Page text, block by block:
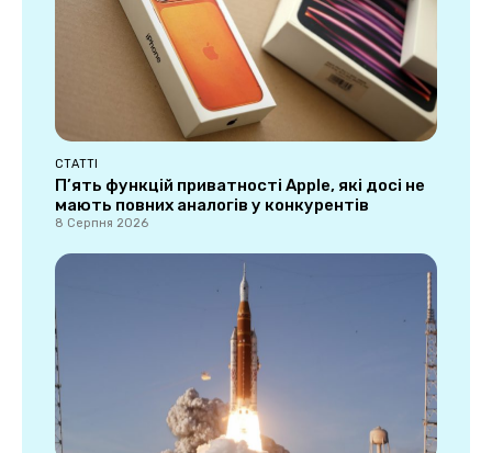
СТАТТІ
П’ять функцій приватності Apple, які досі не
мають повних аналогів у конкурентів
8 Серпня 2026